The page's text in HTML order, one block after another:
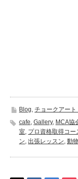
Blog チョークアー
cafe Gallery, MCA協
室 プロ資格取得コー
ン 出張レッスン 動物